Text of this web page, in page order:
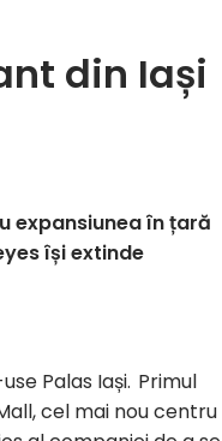
din Iași
expansiunea în țară
își extinde
Palas Iași. Primul
cel mai nou centru